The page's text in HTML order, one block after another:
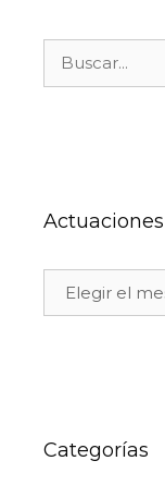
Actuaciones
Categorías